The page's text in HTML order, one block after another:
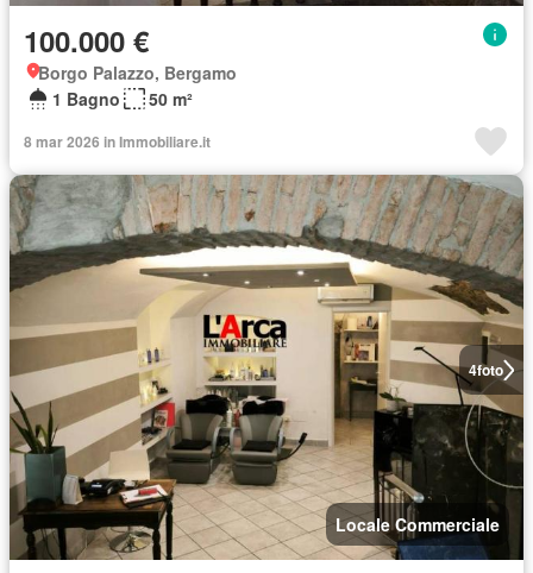
100.000 €
Borgo Palazzo, Bergamo
1 Bagno
50 m²
8 mar 2026 in Immobiliare.it
4foto
Locale Commerciale